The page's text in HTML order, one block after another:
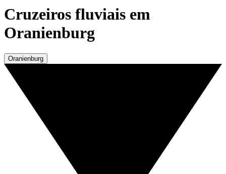
Cruzeiros fluviais em
Oranienburg
Oranienburg